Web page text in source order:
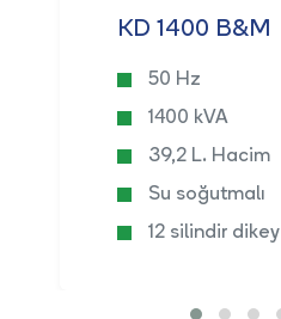
KD 1400 B&M
50 Hz
1400 kVA
39,2 L. Hacim
Su soğutmalı
12 silindir dikey